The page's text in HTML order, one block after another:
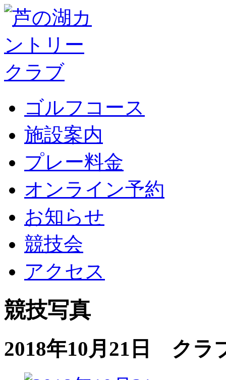
ゴルフコース
施設案内
プレー料金
オンライン予約
お知らせ
競技会
アクセス
競技写真
2018年10月21日 クラ